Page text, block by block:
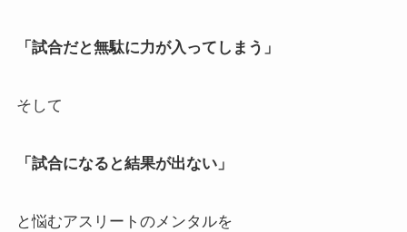
「試合だと無駄に力が入ってしまう」
そして
「試合になると結果が出ない」
と悩むアスリートのメンタルを